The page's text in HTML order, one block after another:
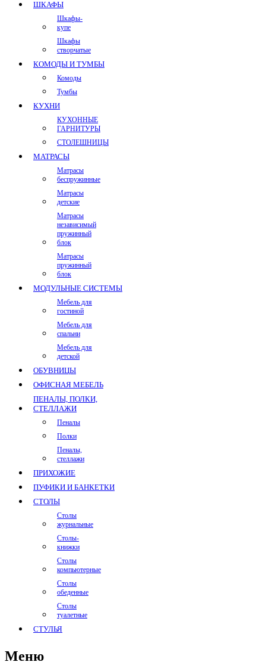
ШКАФЫ
Шкафы-
купе
Шкафы
створчатые
КОМОДЫ И ТУМБЫ
Комоды
Тумбы
КУХНИ
КУХОННЫЕ
ГАРНИТУРЫ
СТОЛЕШНИЦЫ
МАТРАСЫ
Матрасы
беспружинные
Матрасы
детские
Матрасы
независимый
пружинный
блок
Матрасы
пружинный
блок
МОДУЛЬНЫЕ СИСТЕМЫ
Мебель для
гостиной
Мебель для
спальни
Мебель для
детской
ОБУВНИЦЫ
ОФИСНАЯ МЕБЕЛЬ
ПЕНАЛЫ, ПОЛКИ,
СТЕЛЛАЖИ
Пеналы
Полки
Пеналы,
стеллажи
ПРИХОЖИЕ
ПУФИКИ И БАНКЕТКИ
СТОЛЫ
Столы
журнальные
Столы-
книжки
Столы
компьютерные
Столы
обеденные
Столы
туалетные
СТУЛЬЯ
Меню